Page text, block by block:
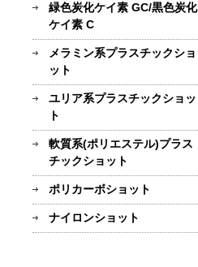
緑色炭化ケイ素 GC/黒色炭化
ケイ素 C
メラミン系プラスチックショ
ット
ユリア系プラスチックショッ
ト
軟質系(ポリエステル)プラス
チックショット
ポリカーボショット
ナイロンショット